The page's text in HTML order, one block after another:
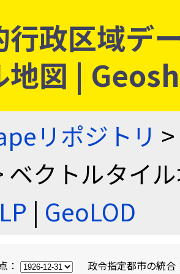
行政区域デ
地図 |
リポジトリ >
ベクトルタイ
| GeoLOD
： 政令指定都市の統